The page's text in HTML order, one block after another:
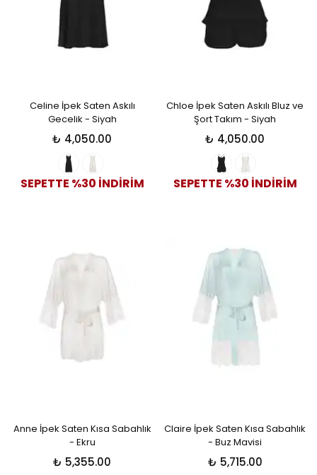
Celine İpek Saten Askılı
Gecelik - Siyah
₺ 4,050.00
SEPETTE %30 İNDİRİM
Chloe İpek Saten Askılı Bluz ve
Şort Takım - Siyah
₺ 4,050.00
SEPETTE %30 İNDİRİM
Anne İpek Saten Kısa Sabahlık
- Ekru
₺ 5,355.00
Claire İpek Saten Kısa Sabahlık
- Buz Mavisi
₺ 5,715.00